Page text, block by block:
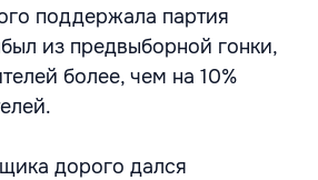
поддержала партия
из предвыборной гонки,
более, чем на 10%
дорого дался